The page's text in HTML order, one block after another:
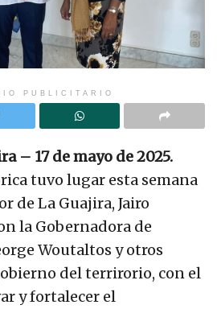
PUBLICITARIO
– 17 de mayo de 2025.
tuvo lugar esta semana
de La Guajira, Jairo
la Gobernadora de
Woutaltos y otros
del terrirorio, con el
y fortalecer el